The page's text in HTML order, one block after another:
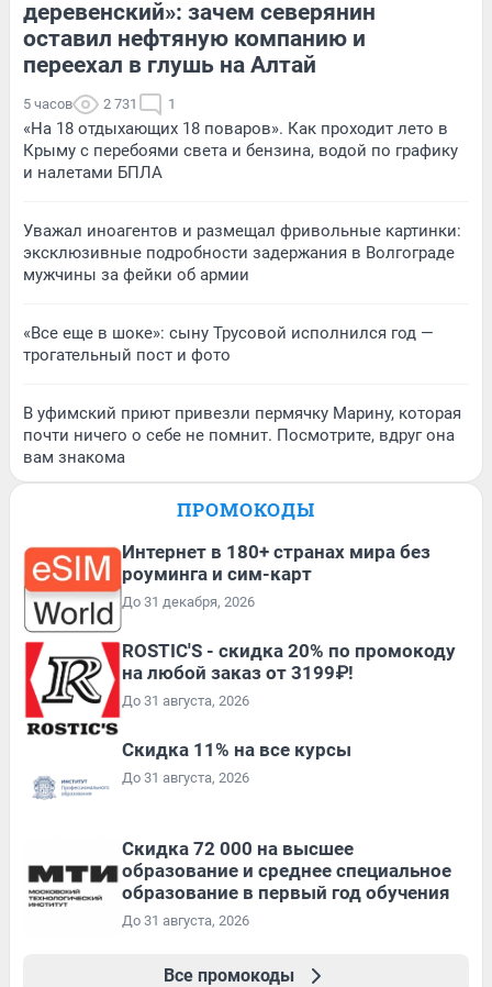
деревенский»: зачем северянин
оставил нефтяную компанию и
переехал в глушь на Алтай
5 часов 2 731 1
«На 18 отдыхающих 18 поваров». Как проходит лето в
Крыму с перебоями света и бензина, водой по графику
и налетами БПЛА
Уважал иноагентов и размещал фривольные картинки:
эксклюзивные подробности задержания в Волгограде
мужчины за фейки об армии
«Все еще в шоке»: сыну Трусовой исполнился год —
трогательный пост и фото
В уфимский приют привезли пермячку Марину, которая
почти ничего о себе не помнит. Посмотрите, вдруг она
вам знакома
ПРОМОКОДЫ
Интернет в 180+ странах мира без
роуминга и сим-карт
До 31 декабря, 2026
ROSTIC'S - скидка 20% по промокоду
на любой заказ от 3199₽!
До 31 августа, 2026
Скидка 11% на все курсы
До 31 августа, 2026
Скидка 72 000 на высшее
образование и среднее специальное
образование в первый год обучения
До 31 августа, 2026
Все промокоды